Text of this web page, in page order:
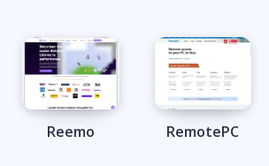
Reemo RemotePC